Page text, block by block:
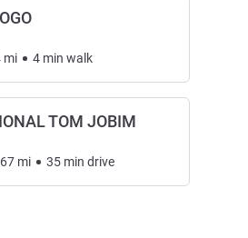
mi 4 min walk
TOM JOBIM
mi 35 min drive